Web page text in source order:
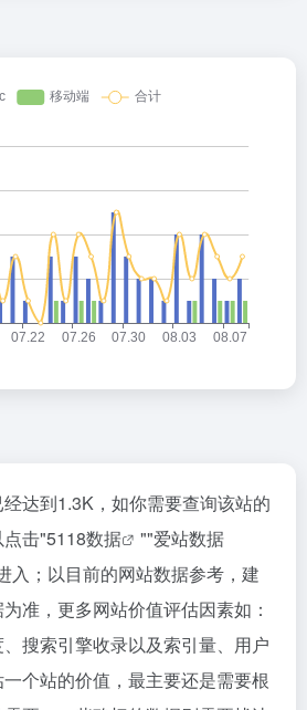
达到1.3K，如你需要查询该站的
击"5118数据 ""爱站数据
入；以目前的网站数据参考，建
准，更多网站价值评估因素如：
搜索引擎收录以及索引量、用户
个站的价值，最主要还是需要根